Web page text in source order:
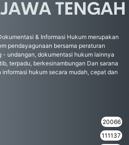
& Informasi Hukum merupakan
pendayagunaan bersama peraturan
- undangan, dokumentasi hukum lainnya
terpadu, berkesinambungan Dan sarana
informasi hukum secara mudah, cepat dan
20066
111137